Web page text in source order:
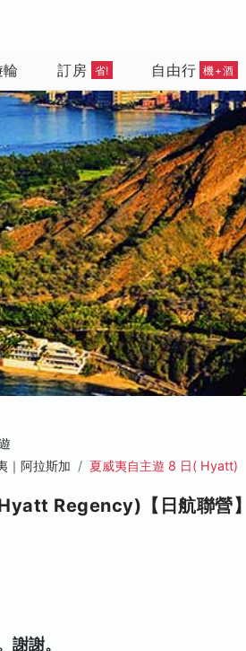
訂房 省! 自由行 機+酒
｜阿拉斯加
夏威夷自主遊 8 日( Hyatt)
Regency)【日航聯營】
謝謝。